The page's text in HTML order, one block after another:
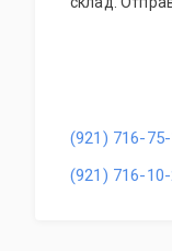
(921) 716-
(921) 716-